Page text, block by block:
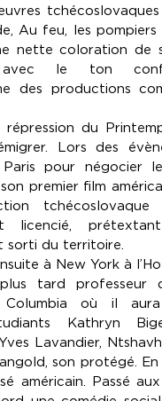
Au feu, les pompiers
nette coloration de
avec le ton
des productions
répression du
Lors des
pour négocier
premier film
tchécoslovaque
licencié,
sorti du territoire.
à New York à
tard professeur
Columbia où il
Kathryn
Lavandier,
son protégé. En
américain. Passé